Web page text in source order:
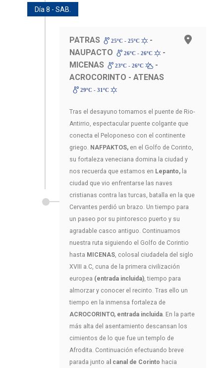
Día 8 - SAB.
PATRAS 25ºC - 25ºC
-
NAUPACTO
26ºC - 26ºC
-
MICENAS
23ºC - 26ºC
-
ACROCORINTO - ATENAS
29ºC - 31ºC
Tras el desayuno tomamos el puente de Rio-
Antirrio, espectacular puente colgante que
conecta el Peloponeso con el continente
griego. NAFPAKTOS, en el Golfo de Corinto,
su fortaleza veneciana domina la ciudad y
nos recuerda que estamos en Lepanto, la
ciudad que vio enfrentarse las naves
cristianas contra las turcas, batalla en la que
Cervantes perdió un brazo. Un tiempo para
un paseo por su pintoresco puerto y su
agradable casco antiguo. Continuamos
nuestra ruta siguiendo el Golfo de Corintio
hasta MICENAS, colosal ciudadela del siglo
XVIII a.C, cuna de la primera civilización
europea (entrada incluida), tiempo para
almorzar y conocer el recinto. Tras ello un
tiempo en la inmensa fortaleza de
ACROCORINTO, entrada incluida. En la parte
más alta del asentamiento descansan los
cimientos de lo que fue un templo de
Afrodita. Continuación efectuando breve
parada junto a l canal de Corinto hacia